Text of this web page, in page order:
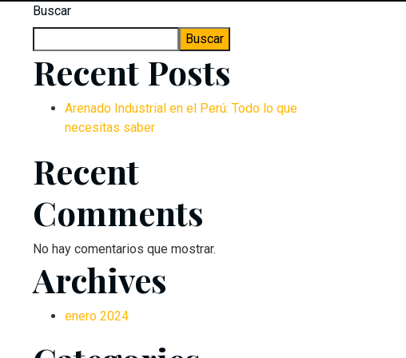
Buscar
Buscar
Recent Posts
Arenado Industrial en el Perú: Todo lo que
necesitas saber
Recent
Comments
No hay comentarios que mostrar.
Archives
enero 2024